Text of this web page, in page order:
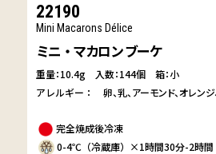
22190
Mini Macarons Délice
ミニ・マカロン ブーケ
重量：10.4g
入数：144個 箱：小
アレルギー：
卵 乳 アーモンド オレンジ
完全焼成後冷凍
0-4℃（冷蔵庫）×1時間30分-2時間